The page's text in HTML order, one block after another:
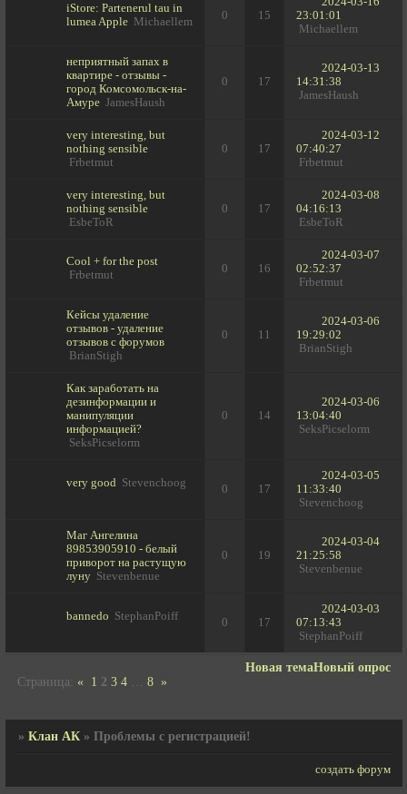
iStore: Partenerul tau in
lumea Apple
Michaellem 0 15
23:01:01
Michaellem
неприятный запах в
квартире - отзывы -
город Комсомольск-на-
Амуре JamesHaush
0 17
2024-03-13
14:31:38
JamesHaush
very interesting, but
nothing sensible
Frbetmut
0 17
2024-03-12
07:40:27
Frbetmut
very interesting, but
nothing sensible
EsbeToR
0 17
2024-03-08
04:16:13
EsbeToR
Cool + for the post
Frbetmut
0 16
2024-03-07
02:52:37
Frbetmut
Кейсы удаление
отзывов - удаление
отзывов с форумов
BrianStigh
0 11
2024-03-06
19:29:02
BrianStigh
Как заработать на
дезинформации и
манипуляции
информацией?
SeksPicselorm
0 14
2024-03-06
13:04:40
SeksPicselorm
very good Stevenchoog 0 17
2024-03-05
11:33:40
Stevenchoog
Маг Ангелина
89853905910 - белый
приворот на растущую
луну Stevenbenue
0 19
2024-03-04
21:25:58
Stevenbenue
bannedo StephanPoiff 0 17
2024-03-03
07:13:43
StephanPoiff
Новая темаНовый опрос
Страница: « 1 2 3 4 8 »
» Клан АК » Проблемы с регистрацией!
создать форум